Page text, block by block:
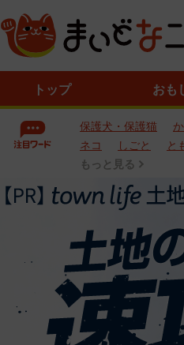
トップ おも
保護犬・保護猫
ネコ
しごと と
もっと見る